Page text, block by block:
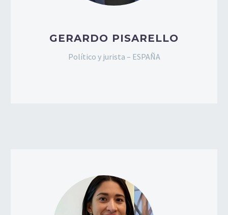
GERARDO PISARELLO
Político y jurista – ESPAÑA